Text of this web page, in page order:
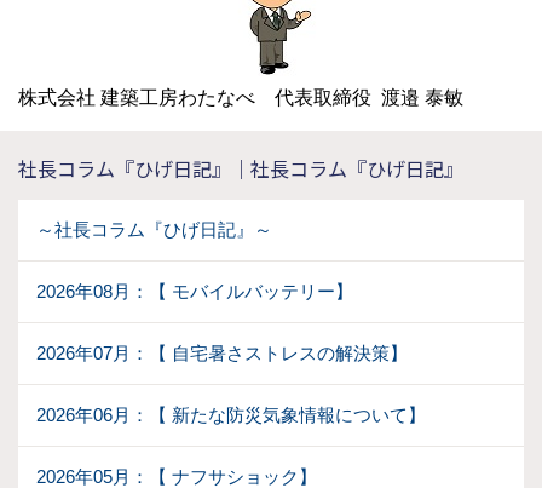
株式会社 建築工房わたなべ 代表取締役 渡邉 泰敏
社長コラム『ひげ日記』｜社長コラム『ひげ日記』
～社長コラム『ひげ日記』～
2026年08月：【 モバイルバッテリー】
2026年07月：【 自宅暑さストレスの解決策】
2026年06月：【 新たな防災気象情報について】
2026年05月：【 ナフサショック】